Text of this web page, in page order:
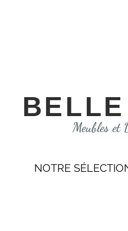
NOTRE
Meubles et